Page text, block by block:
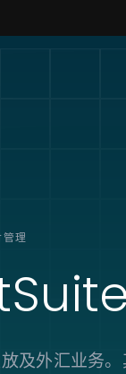
管理
及外汇业务